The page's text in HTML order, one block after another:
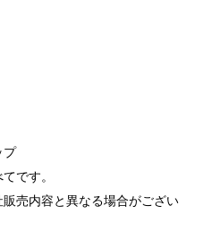
プ
です。
売内容と異なる場合がござい